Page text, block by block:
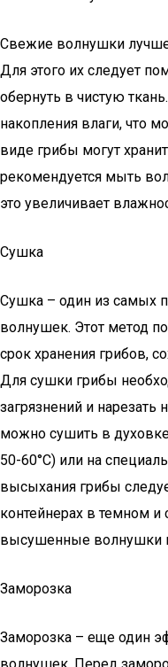
Свежие волнушки лучше
Для этого их следует
обернуть в чистую
накопления влаги, что
виде грибы могут
рекомендуется мыть
это увеличивает
Сушка
Сушка – один из самых
волнушек. Этот метод
срок хранения грибов,
Для сушки грибы
загрязнений и нарезать
можно сушить в
50-60°C) или на
высыхания грибы
контейнерах в темном
высушенные волнушки
Заморозка
Заморозка – еще один